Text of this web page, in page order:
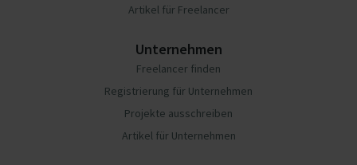
Artikel für Freelancer
Unternehmen
Freelancer finden
Registrierung für Unternehmen
Projekte ausschreiben
Artikel für Unternehmen